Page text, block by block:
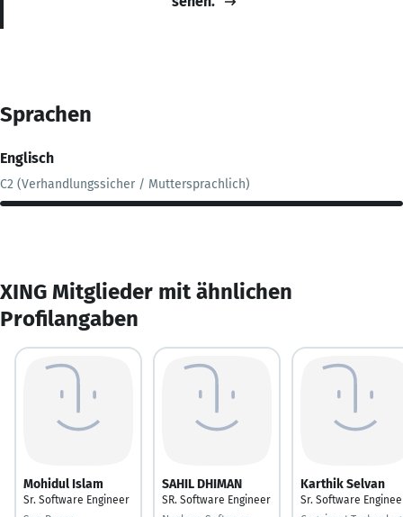
Sprachen
Englisch
C2 (Verhandlungssicher / Muttersprachlich)
XING Mitglieder mit ähnlichen
Profilangaben
Mohidul Islam
Sr. Software Engineer
SAHIL DHIMAN
SR. Software Engineer
Karthik Selvan
Sr. Software